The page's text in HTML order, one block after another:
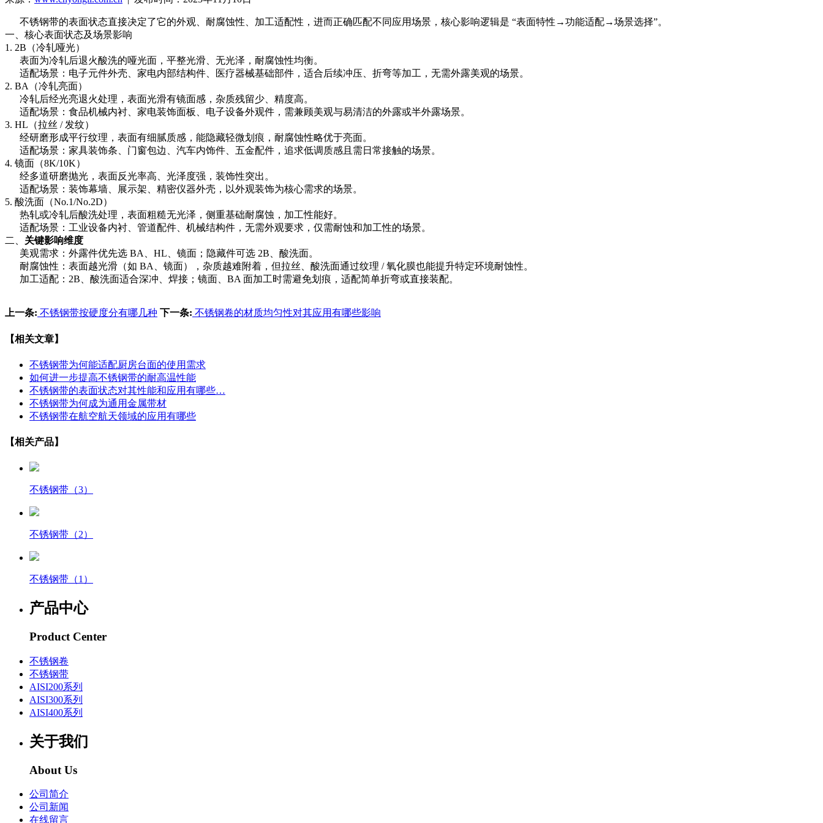
不锈钢带的表面状态直接决定了它的外观、耐腐蚀性、加工适配性，进而正确匹配不同应用场景，核心影响逻辑是 “表面特性→功能适配→场景选择”。
一、核心表面状态及场景影响
1. 2B（冷轧哑光）
表面为冷轧后退火酸洗的哑光面，平整光滑、无光泽，耐腐蚀性均衡。
适配场景：电子元件外壳、家电内部结构件、医疗器械基础部件，适合后续冲压、折弯等加工，无需外露美观的场景。
2. BA（冷轧亮面）
冷轧后经光亮退火处理，表面光滑有镜面感，杂质残留少、精度高。
适配场景：食品机械内衬、家电装饰面板、电子设备外观件，需兼顾美观与易清洁的外露或半外露场景。
3. HL（拉丝 / 发纹）
经研磨形成平行纹理，表面有细腻质感，能隐藏轻微划痕，耐腐蚀性略优于亮面。
适配场景：家具装饰条、门窗包边、汽车内饰件、五金配件，追求低调质感且需日常接触的场景。
4. 镜面（8K/10K）
经多道研磨抛光，表面反光率高、光泽度强，装饰性突出。
适配场景：装饰幕墙、展示架、精密仪器外壳，以外观装饰为核心需求的场景。
5. 酸洗面（No.1/No.2D）
热轧或冷轧后酸洗处理，表面粗糙无光泽，侧重基础耐腐蚀，加工性能好。
适配场景：工业设备内衬、管道配件、机械结构件，无需外观要求，仅需耐蚀和加工性的场景。
二、 关键影响维度
美观需求：外露件优先选 BA、HL、镜面；隐藏件可选 2B、酸洗面。
耐腐蚀性：表面越光滑（如 BA、镜面），杂质越难附着，但拉丝、酸洗面通过纹理 / 氧化膜也能提升特定环境耐蚀性。
加工适配：2B、酸洗面适合深冲、焊接；镜面、BA 面加工时需避免划痕，适配简单折弯或直接装配。
上一条: 不锈钢带按硬度分有哪几种 下一条: 不锈钢卷的材质均匀性对其应用有哪些影响
【相关文章】
不锈钢带为何能适配厨房台面的使用需求
如何进一步提高不锈钢带的耐高温性能
不锈钢带的表面状态对其性能和应用有哪些…
不锈钢带为何成为通用金属带材
不锈钢带在航空航天领域的应用有哪些
【相关产品】
不锈钢带（3）
不锈钢带（2）
不锈钢带（1）
产品中心
Product Center
不锈钢卷
不锈钢带
AISI200系列
AISI300系列
AISI400系列
关于我们
About Us
公司简介
公司新闻
在线留言